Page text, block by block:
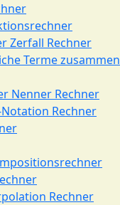
Zerfall Rechner
Terme zusammen
Nenner Rechner
Rechner
Rechner